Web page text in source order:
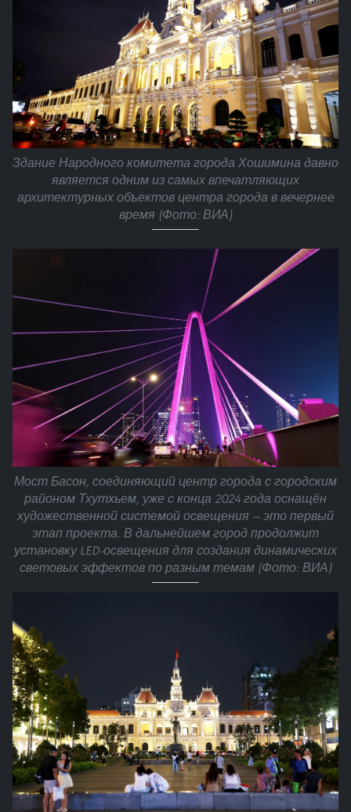
Здание Народного комитета города Хошимина давно
является одним из самых впечатляющих
архитектурных объектов центра города в вечернее
время (Фото: ВИА)
Мост Басон, соединяющий центр города с городским
районом Тхутхьем, уже с конца 2024 года оснащён
художественной системой освещения — это первый
этап проекта. В дальнейшем город продолжит
установку LED-освещения для создания динамических
световых эффектов по разным темам (Фото: ВИА)